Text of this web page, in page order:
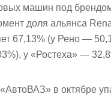
машин под
доля альянса
67,13% (у Рено —
у «Ростеха» —